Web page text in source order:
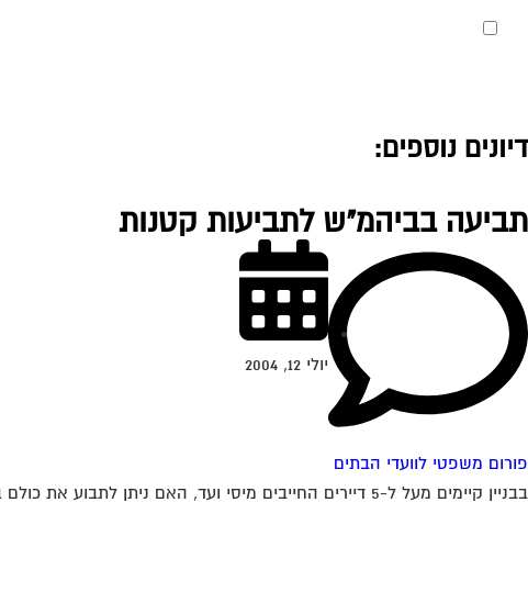
דיונים נוספים:
תביעה בביהמ"ש לתביעות קטנות
פורום משפטי לוועדי הבתים
יולי 12, 2004
בבניין קיימים מעל ל-5 דיירים החייבים מיסי ועד, האם ניתן לתבוע את כולם בתביעה אחת או יש לתבוע אינדבידואלי, אם כן כיצד זה ניתן לבצוע...